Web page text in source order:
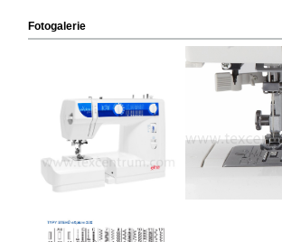
Fotogalerie